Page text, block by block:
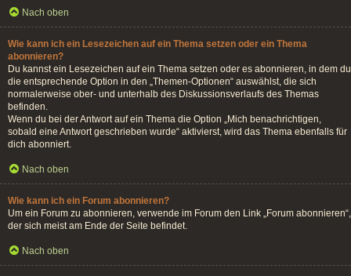
Nach oben
Wie kann ich ein Lesezeichen auf ein Thema setzen oder ein Thema
abonnieren?
Du kannst ein Lesezeichen auf ein Thema setzen oder es abonnieren, in dem du
die entsprechende Option in den „Themen-Optionen“ auswählst, die sich
normalerweise ober- und unterhalb des Diskussionsverlaufs des Themas
befinden.
Wenn du bei der Antwort auf ein Thema die Option „Mich benachrichtigen,
sobald eine Antwort geschrieben wurde“ aktivierst, wird das Thema ebenfalls für
dich abonniert.
Nach oben
Wie kann ich ein Forum abonnieren?
Um ein Forum zu abonnieren, verwende im Forum den Link „Forum abonnieren“,
der sich meist am Ende der Seite befindet.
Nach oben